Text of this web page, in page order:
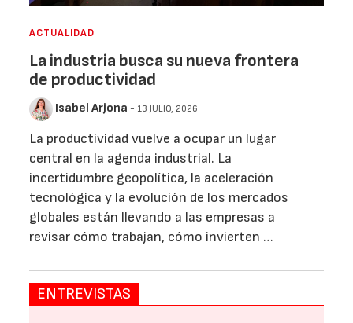
ACTUALIDAD
La industria busca su nueva frontera
de productividad
Isabel Arjona - 13 JULIO, 2026
La productividad vuelve a ocupar un lugar
central en la agenda industrial. La
incertidumbre geopolítica, la aceleración
tecnológica y la evolución de los mercados
globales están llevando a las empresas a
revisar cómo trabajan, cómo invierten …
ENTREVISTAS